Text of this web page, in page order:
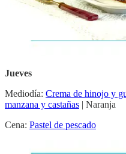
Cena: Acelgas hervidas con
Jueves
Mediodía: Crema de hinojo y
manzana y castañas | Naranja
Cena: Pastel de pescado